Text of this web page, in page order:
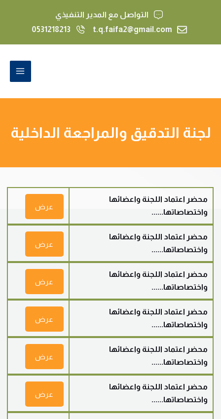
التواصل مع المدير التنفيذي
t.q.faifa2@gmail.com
0531218213
لجنة التدقيق والمراجعة الداخلية
محضر اعتماد اللجنة واعضائها
واختصاصاتها......
عرض
محضر اعتماد اللجنة واعضائها
واختصاصاتها......
عرض
محضر اعتماد اللجنة واعضائها
واختصاصاتها......
عرض
محضر اعتماد اللجنة واعضائها
واختصاصاتها......
عرض
محضر اعتماد اللجنة واعضائها
واختصاصاتها......
عرض
محضر اعتماد اللجنة واعضائها
واختصاصاتها......
عرض